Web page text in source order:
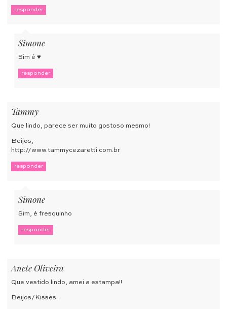
responder
Simone
Sim é ♥
responder
Tammy
Que lindo, parece ser muito gostoso mesmo!
Beijos,
http://www.tammycezaretti.com.br
responder
Simone
Sim, é fresquinho
responder
Anete Oliveira
Que vestido lindo, amei a estampa!!
Beijos/Kisses.